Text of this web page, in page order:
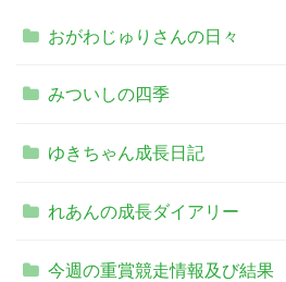
おがわじゅりさんの日々
みついしの四季
ゆきちゃん成長日記
れあんの成長ダイアリー
今週の重賞競走情報及び結果